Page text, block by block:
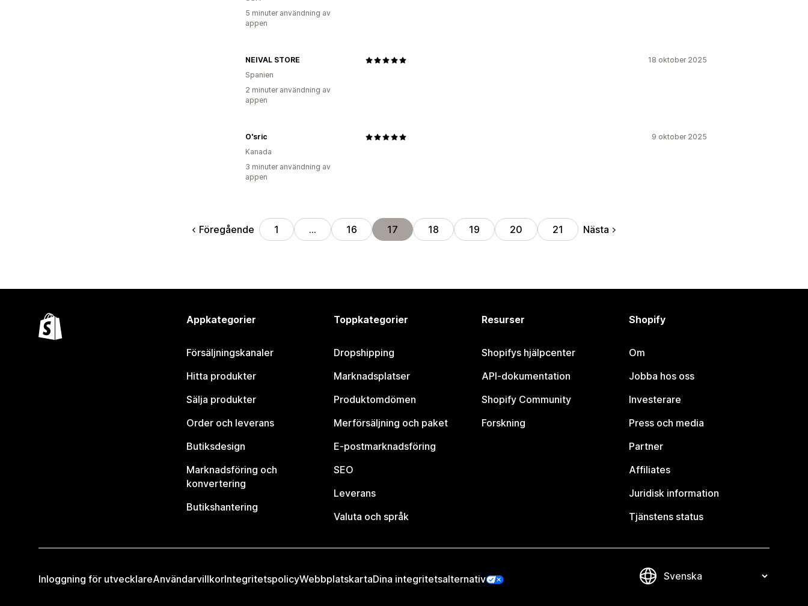
5 minuter användning av
appen
18 oktober 2025
NEIVAL STORE
Spanien
2 minuter användning av
appen
9 oktober 2025
O'sric
Kanada
3 minuter användning av
appen
Föregående 1 … 16 17 18 19 20 21 Nästa
Appkategorier
Försäljningskanaler
Hitta produkter
Sälja produkter
Order och leverans
Butiksdesign
Marknadsföring och
konvertering
Butikshantering
Toppkategorier
Dropshipping
Marknadsplatser
Produktomdömen
Merförsäljning och paket
E-postmarknadsföring
SEO
Leverans
Valuta och språk
Resurser
Shopifys hjälpcenter
API-dokumentation
Shopify Community
Forskning
Shopify
Om
Jobba hos oss
Investerare
Press och media
Partner
Affiliates
Juridisk information
Tjänstens status
Inloggning för utvecklareAnvändarvillkorIntegritetspolicyWebbplatskartaDina integritetsalternativ